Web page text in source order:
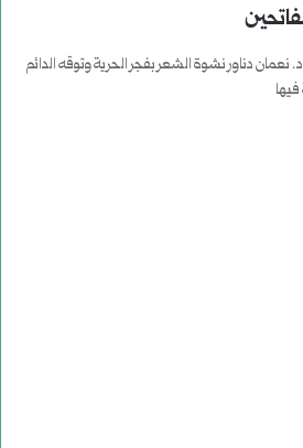
دناور نشوة الشعر بفجر الحرية وتوقه الدائم